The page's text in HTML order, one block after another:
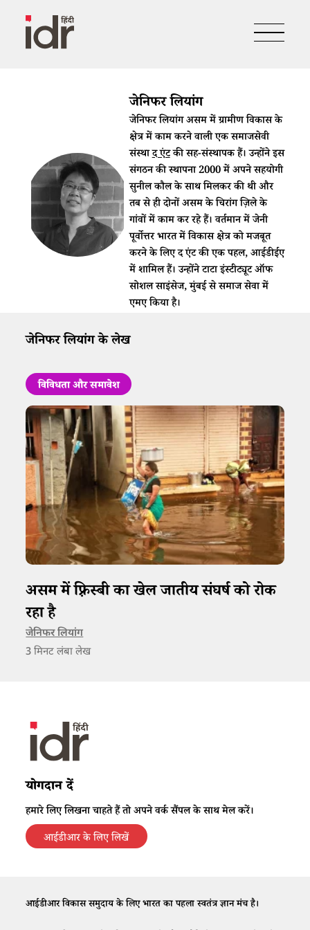
जेनिफर लियांग
जेनिफर लियांग असम में ग्रामीण विकास के
क्षेत्र में काम करने वाली एक समाजसेवी
संस्थाद एंटकी सह-संस्थापक हैं। उन्होंने इस
संगठन की स्थापना 2000 में अपने सहयोगी
सुनील कौल के साथ मिलकर की थी और
तब से ही दोनों असम के चिरांग ज़िले के
गांवों में काम कर रहे हैं। वर्तमान में जेनी
पूर्वोत्तर भारत में विकास क्षेत्र को मजबूत
करने के लिए द एंट की एक पहल, आईडीईए
में शामिल हैं। उन्होंने टाटा इंस्टीट्यूट ऑफ
सोशल साइंसेज, मुंबई से समाज सेवा में
एमए किया है।
जेनिफर लियांग के लेख
विविधता और समावेश
असम में फ़्रिस्बी का खेल जातीय संघर्ष को रोक
रहा है
जेनिफर लियांग
3 मिनट लंबा लेख
योगदान दें
हमारे लिए लिखना चाहते हैं तो अपने वर्क सैंपल के साथ मेल करें।
आईडीआर के लिए लिखें
आईडीआर विकास समुदाय के लिए भारत का पहला स्वतंत्र ज्ञान मंच है।